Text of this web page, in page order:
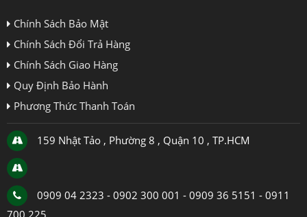
Chính Sách Bảo Mật
Chính Sách Đổi Trả Hàng
Chính Sách Giao Hàng
Quy Định Bảo Hành
Phương Thức Thanh Toán
159 Nhật Tảo , Phường 8 , Quận 10 , TP.HCM
0909 04 2323 - 0902 300 001 - 0909 36 5151 - 0911
700 225